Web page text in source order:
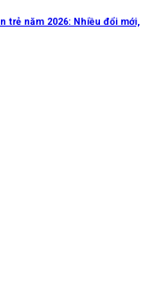
trẻ năm 2026: Nhiều đổi mới,